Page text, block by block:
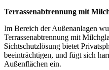
Terrassenabtrennung mit
Im Bereich der Außenanlagen
Terrassenabtrennung mit
Sichtschutzlösung bietet
beeinträchtigen, und fügt sich
Außenflächen ein.